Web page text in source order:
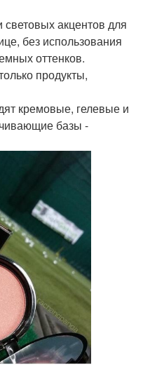
световых акцентов для
без использования
оттенков.
продукты,
кремовые, гелевые и
базы -